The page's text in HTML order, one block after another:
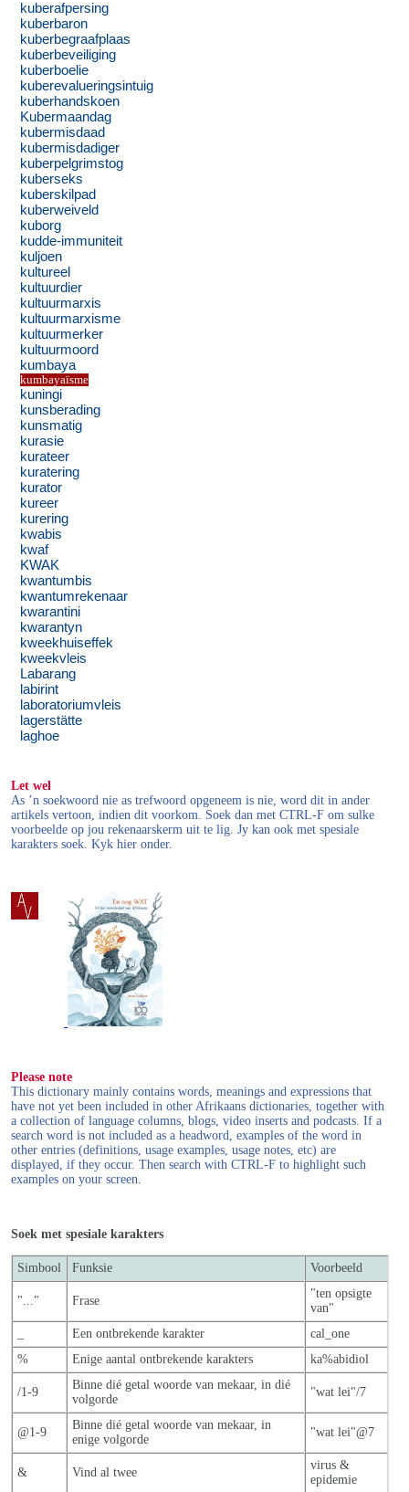
kuberafpersing
kuberbaron
kuberbegraafplaas
kuberbeveiliging
kuberboelie
kuberevalueringsintuig
kuberhandskoen
Kubermaandag
kubermisdaad
kubermisdadiger
kuberpelgrimstog
kuberseks
kuberskilpad
kuberweiveld
kuborg
kudde-immuniteit
kuljoen
kultureel
kultuurdier
kultuurmarxis
kultuurmarxisme
kultuurmerker
kultuurmoord
kumbaya
kumbayaïsme
kuningi
kunsberading
kunsmatig
kurasie
kurateer
kuratering
kurator
kureer
kurering
kwabis
kwaf
KWAK
kwantumbis
kwantumrekenaar
kwarantini
kwarantyn
kweekhuiseffek
kweekvleis
Labarang
labirint
laboratoriumvleis
lagerstätte
laghoe
Let wel
As ’n soekwoord nie as trefwoord opgeneem is nie, word dit in ander
artikels vertoon, indien dit voorkom. Soek dan met CTRL-F om sulke
voorbeelde op jou rekenaarskerm uit te lig. Jy kan ook met spesiale
karakters soek. Kyk hier onder.
Please note
This dictionary mainly contains words, meanings and expressions that
have not yet been included in other Afrikaans dictionaries, together with
a collection of language columns, blogs, video inserts and podcasts. If a
search word is not included as a headword, examples of the word in
other entries (definitions, usage examples, usage notes, etc) are
displayed, if they occur. Then search with CTRL-F to highlight such
examples on your screen.
Soek met spesiale karakters
Simbool Funksie Voorbeeld
"..." Frase
"ten opsigte
van"
Een ontbrekende karakter
cal_one
%
Enige aantal ontbrekende karakters ka%abidiol
/1-9
Binne dié getal woorde van mekaar, in dié
volgorde
"wat lei"/7
@1-9
Binne dié getal woorde van mekaar, in
enige volgorde
"wat lei"@7
& Vind al twee
virus &
epidemie